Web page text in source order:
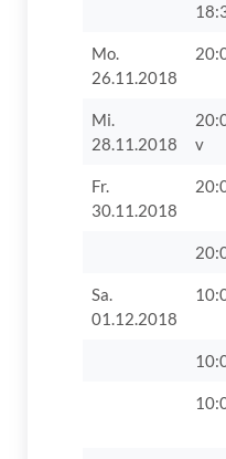
Mo.
26.11.2018
Mi.
28.11.2018
v
Fr.
30.11.2018
Sa.
01.12.2018